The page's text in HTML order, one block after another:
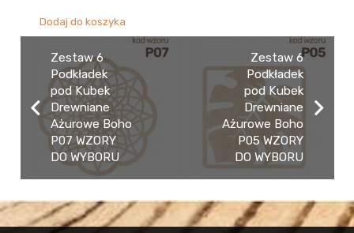
Dodaj do koszyka
Zestaw 6
Podkładek
pod Kubek
Drewniane
Ażurowe Boho
P07 WZORY
DO WYBORU
Zestaw 6
Podkładek
pod Kubek
Drewniane
Ażurowe Boho
P05 WZORY
DO WYBORU